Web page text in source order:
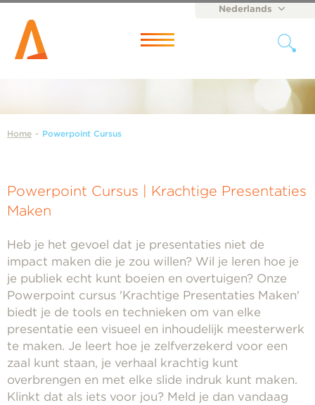
Nederlands
Menu
Home - Powerpoint Cursus
Powerpoint Cursus | Krachtige Presentaties
Maken
Heb je het gevoel dat je presentaties niet de
impact maken die je zou willen? Wil je leren hoe je
je publiek echt kunt boeien en overtuigen? Onze
Powerpoint cursus 'Krachtige Presentaties Maken'
biedt je de tools en technieken om van elke
presentatie een visueel en inhoudelijk meesterwerk
te maken. Je leert hoe je zelfverzekerd voor een
zaal kunt staan, je verhaal krachtig kunt
overbrengen en met elke slide indruk kunt maken.
Klinkt dat als iets voor jou? Meld je dan vandaag